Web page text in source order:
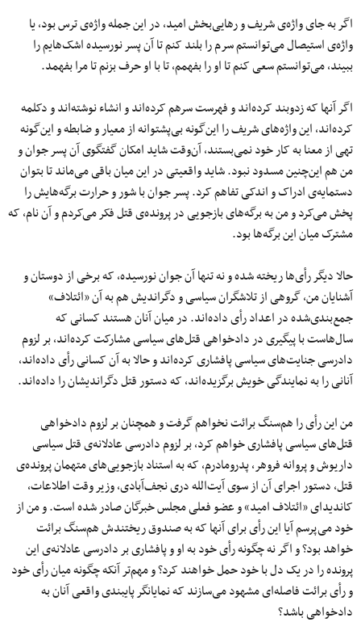
اگر به جای واژه‌ی شریف و رهایی‌بخش امید، در این جمله واژه‌ی ترس بود، یا
واژه‌ی استیصال می‌توانستم سرم را بلند کنم تا آن پسر نورسیده اشک‌هایم را
ببیند، می‌توانستم سعی کنم تا او را بفهمم، تا با او حرف بزنم تا مرا بفهمد.
اگر آنها که زدوبند کرده‌اند و فهرست سرهم کرده‌اند و انشاء نوشته‌اند و دکلمه
کرده‌اند، این واژه‌های شریف را این‌گونه بی‌پشتوانه از معیار و ضابطه و این‌گونه
تهی از معنا به کار خود نمی‌بستند، آن‌وقت شاید امکان گفتگوی آن پسر جوان و
من هم این‌چنین مسدود نبود. شاید واقعیتی در این میان باقی می‌ماند تا بتوان
دستمایه‌ی ادراک و اندکی تفاهم کرد. پسر جوان با شور و حرارت برگه‌هایش را
پخش می‌کرد و من به برگه‌های بازجویی در پرونده‌ی قتل فکر می‌کردم و آن نام، که
مشترک میان این برگه‌ها بود.
حالا دیگر رأی‌ها ریخته شده و نه تنها آن جوان نورسیده، که برخی از دوستان و
آشنایان من، گروهی از تلاشگران سیاسی و دگراندیش هم به آن «ائتلاف»
جمع‌بندی‌شده در اعداد رأی داده‌اند. در میان آنان هستند کسانی که
سال‌هاست با پیگیری در دادخواهی قتل‌های سیاسی مشارکت کرده‌اند، بر لزوم
دادرسی جنایت‌های سیاسی پافشاری کرده‌اند و حالا به آن کسانی رأی داده‌اند،
آنانی را به نمایندگی خویش برگزیده‌اند، که دستور قتل دگراندیشان را داده‌اند.
من این رأی را هم‌سنگ برائت نخواهم گرفت و همچنان بر لزوم دادخواهی
قتل‌های سیاسی پافشاری خواهم کرد، بر لزوم دادرسی عادلانه‌ی قتل سیاسی
داریوش و پروانه فروهر، پدرومادرم، که به استناد بازجویی‌های متهمان پرونده‌ی
قتل، دستور اجرای آن از سوی آیت‌الله دری نجف‌آبادی، وزیر وقت اطلاعات،
کاندیدای «ائتلاف امید» و عضو فعلی مجلس خبرگان صادر شده است. و من از
خود می‌پرسم آیا این رأی برای آنها که به صندوق ریختندش هم‌سنگ برائت
خواهد بود؟ و اگر نه چگونه رأی خود به او و پافشاری بر دادرسی عادلانه‌ی این
پرونده را در یک دل با خود حمل خواهند کرد؟ و مهم‌تر آنکه چگونه میان رأی خود
و رأی برائت فاصله‌ای مشهود می‌سازند که نمایانگر پایبندی واقعی آنان به
دادخواهی باشد؟